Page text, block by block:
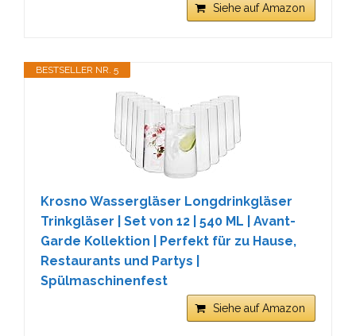
Siehe auf Amazon
BESTSELLER NR. 5
Krosno Wassergläser Longdrinkgläser
Trinkgläser | Set von 12 | 540 ML | Avant-
Garde Kollektion | Perfekt für zu Hause,
Restaurants und Partys |
Spülmaschinenfest
Siehe auf Amazon